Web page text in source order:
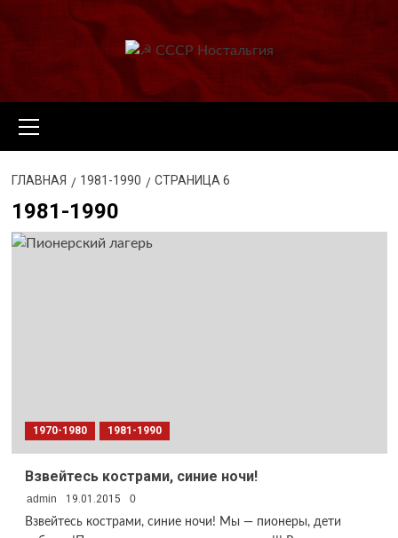
меню
ГЛАВНАЯ 1981-1990 СТРАНИЦА 6
1981-1990
1970-1980 1981-1990
Взвейтесь кострами, синие ночи!
admin 19.01.2015
0
Взвейтесь кострами, синие ночи! Мы — пионеры, дети